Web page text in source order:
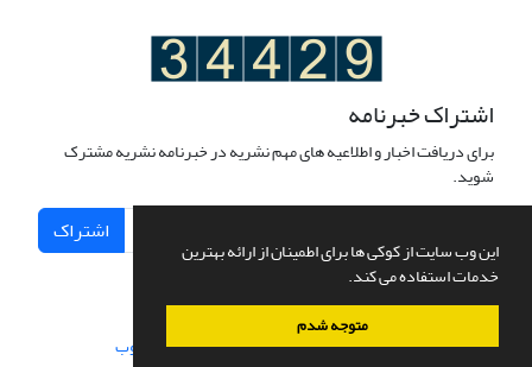
این وب سایت از کوکی ها برای اطمینان از ارائه بهترین
خدمات استفاده می کند.
متوجه شدم
اشتراک خبرنامه
برای دریافت اخبار و اطلاعیه های مهم نشریه در خبرنامه نشریه مشترک
شوید.
اشتراک
سامانه مدیریت نشریات علمی.طراحی و پیاده سازی از سیناوب